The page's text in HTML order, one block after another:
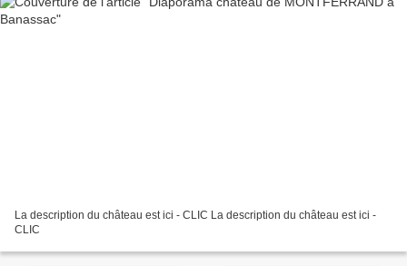
La description du château est ici - CLIC La description du château est ici -
CLIC